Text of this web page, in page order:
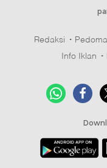
Redaksi
Info Iklan